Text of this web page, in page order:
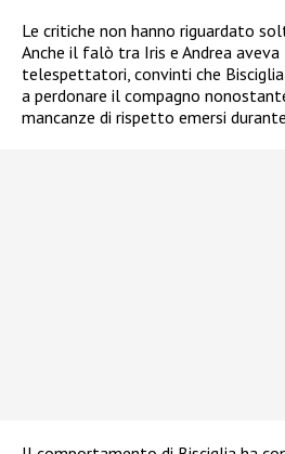
Le critiche non hanno riguardato
Anche il falò tra Iris e Andrea
telespettatori, convinti che
a perdonare il compagno
mancanze di rispetto emersi